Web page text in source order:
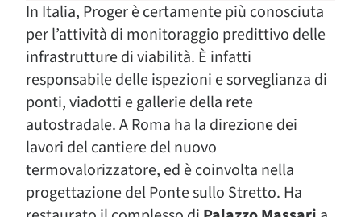
In Italia, Proger è certamente più conosciuta
per l’attività di monitoraggio predittivo delle
infrastrutture di viabilità. È infatti
responsabile delle ispezioni e sorveglianza di
ponti, viadotti e gallerie della rete
autostradale. A Roma ha la direzione dei
lavori del cantiere del nuovo
termovalorizzatore, ed è coinvolta nella
progettazione del Ponte sullo Stretto. Ha